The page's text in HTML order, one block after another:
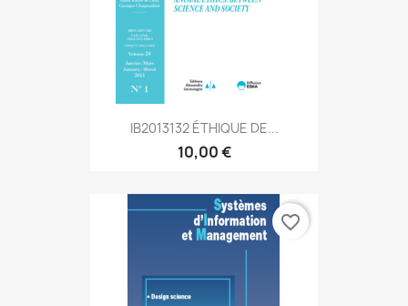
IB2013132 ÉTHIQUE DE...
10,00 €
favorite_border